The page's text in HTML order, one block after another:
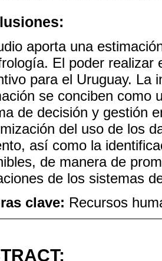
aporta una
El poder realizar
para el Uruguay. La
se conciben como
de decisión y gestión
del uso de los
así como la
de manera de
de los sistemas
clave: Recursos